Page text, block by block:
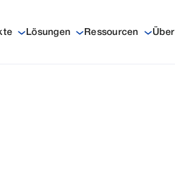
Lösungen Ressourcen Über